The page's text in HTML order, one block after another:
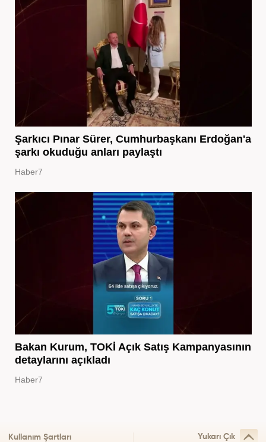
Şarkıcı Pınar Sürer, Cumhurbaşkanı Erdoğan'a
şarkı okuduğu anları paylaştı
Haber7
Bakan Kurum, TOKİ Açık Satış Kampanyasının
detaylarını açıkladı
Haber7
Kullanım Şartları Yukarı Çık